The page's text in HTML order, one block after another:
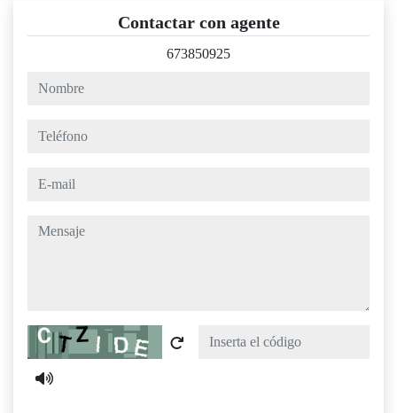
Contactar con agente
673850925
nombre
teléfono
e-mail
mensaje
Captcha